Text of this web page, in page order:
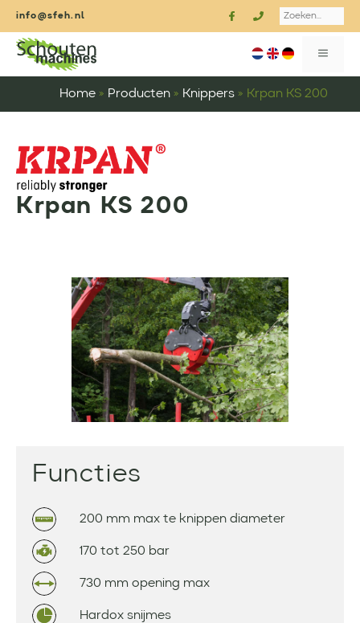
Ga
inhoud
info@sfeh.nl Search
MENU
Home » Producten » Knippers » Krpan KS 200
Krpan KS 200
Functies
200 mm max te knippen diameter
170 tot 250 bar
730 mm opening max
Hardox snijmes